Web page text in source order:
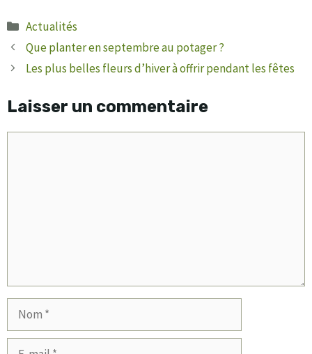
Catégories
Actualités
Que planter en septembre au potager ?
Les plus belles fleurs d’hiver à offrir pendant les fêtes
Laisser un commentaire